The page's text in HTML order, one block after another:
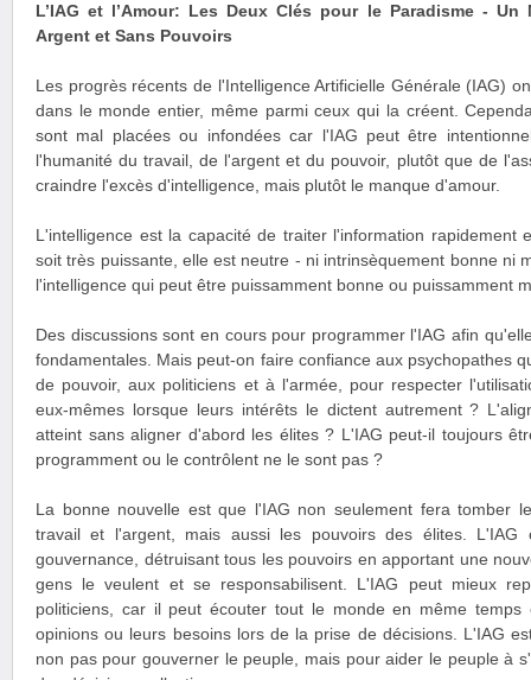
L’IAG et l’Amour: Les Deux Clés pour le Paradisme - Un
Argent et Sans Pouvoirs
Les progrès récents de l'Intelligence Artificielle Générale (IAG)
dans le monde entier, même parmi ceux qui la créent.
sont mal placées ou infondées car l'IAG peut être
l'humanité du travail, de l'argent et du pouvoir, plutôt que de
craindre l'excès d'intelligence, mais plutôt le manque d'amour.
L'intelligence est la capacité de traiter l'information rapidement
soit très puissante, elle est neutre - ni intrinsèquement bonne ni
l'intelligence qui peut être puissamment bonne ou puissamment
Des discussions sont en cours pour programmer l'IAG afin
fondamentales. Mais peut-on faire confiance aux psychopathes
de pouvoir, aux politiciens et à l'armée, pour respecter
eux-mêmes lorsque leurs intérêts le dictent autrement ?
atteint sans aligner d'abord les élites ? L'IAG peut-il toujours
programment ou le contrôlent ne le sont pas ?
La bonne nouvelle est que l'IAG non seulement fera tomber
travail et l'argent, mais aussi les pouvoirs des élites. L'IAG
gouvernance, détruisant tous les pouvoirs en apportant une
gens le veulent et se responsabilisent. L'IAG peut mieux
politiciens, car il peut écouter tout le monde en même
opinions ou leurs besoins lors de la prise de décisions. L'IAG
non pas pour gouverner le peuple, mais pour aider le peuple à